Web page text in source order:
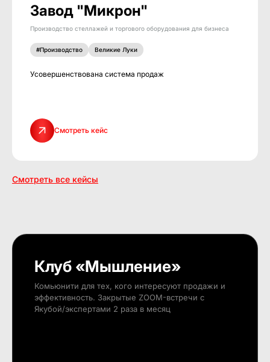
Завод "Микрон"
Производство стеллажей и торгового оборудования для бизнеса
#Производство Великие Луки
Усовершенствована система продаж
Смотреть кейс
Смотреть все кейсы
Клуб «Мышление»
Комьюнити для тех, кого интересуют продажи и
эффективность. Закрытые ZOOM-встречи с
Якубой/экспертами 2 раза в месяц